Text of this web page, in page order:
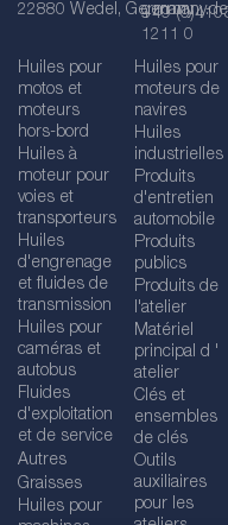
22880 Wedel, Germany
germany.de
+49
1211 0
Huiles pour
motos et
moteurs
hors-bord
Huiles à
moteur pour
voies et
transporteurs
Huiles
d'engrenage
et fluides de
transmission
Huiles pour
caméras et
autobus
Fluides
d'exploitation
et de service
Autres
Graisses
Huiles pour
Huiles pour
moteurs de
navires
Huiles
industrielles
Produits
d'entretien
automobile
Produits
publics
Produits de
l'atelier
Matériel
principal d '
atelier
Clés et
ensembles
de clés
Outils
auxiliaires
pour les